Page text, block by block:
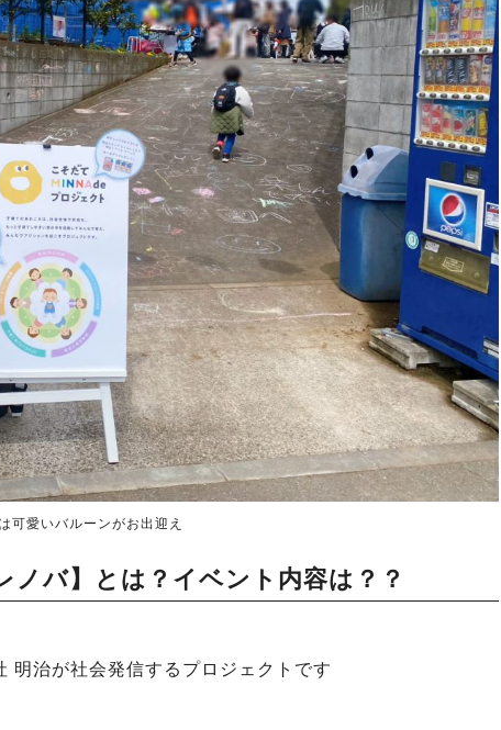
愛いバルーンがお出迎え
バ】とは？イベント内容は？？
明治が社会発信するプロジェクトです